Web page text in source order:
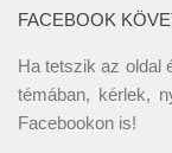
FACEBOOK
Ha tetszik az oldal
témában, kérlek,
Facebookon is!